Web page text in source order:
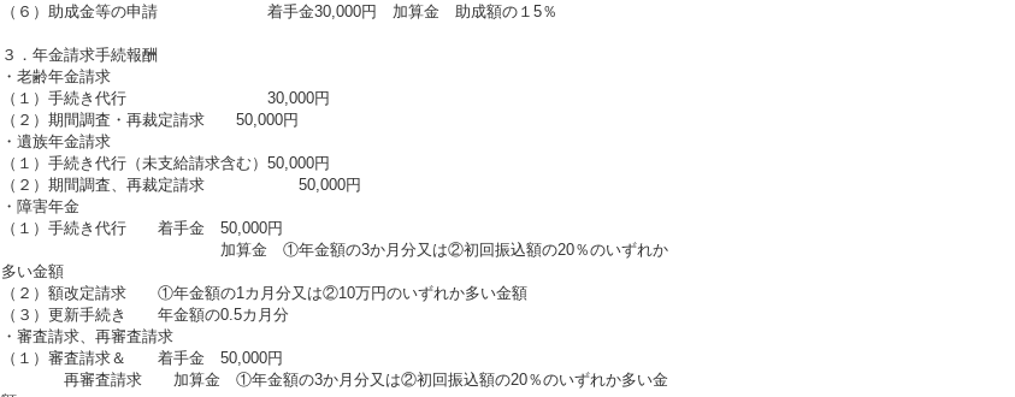
（６）助成金等の申請 着手金30,000円 加算金 助成額の１5％
３．年金請求手続報酬
・老齢年金請求
（１）手続き代行 30,000円
（２）期間調査・再裁定請求 50,000円
・遺族年金請求
（１）手続き代行（未支給請求含む）50,000円
（２）期間調査、再裁定請求 50,000円
・障害年金
（１）手続き代行 着手金 50,000円
加算金 ①年金額の3か月分又は②初回振込額の20％のいずれか
多い金額
（２）額改定請求 ①年金額の1カ月分又は②10万円のいずれか多い金額
（３）更新手続き 年金額の0.5カ月分
・審査請求、再審査請求
（１）審査請求＆ 着手金 50,000円
再審査請求 加算金 ①年金額の3か月分又は②初回振込額の20％のいずれか多い金